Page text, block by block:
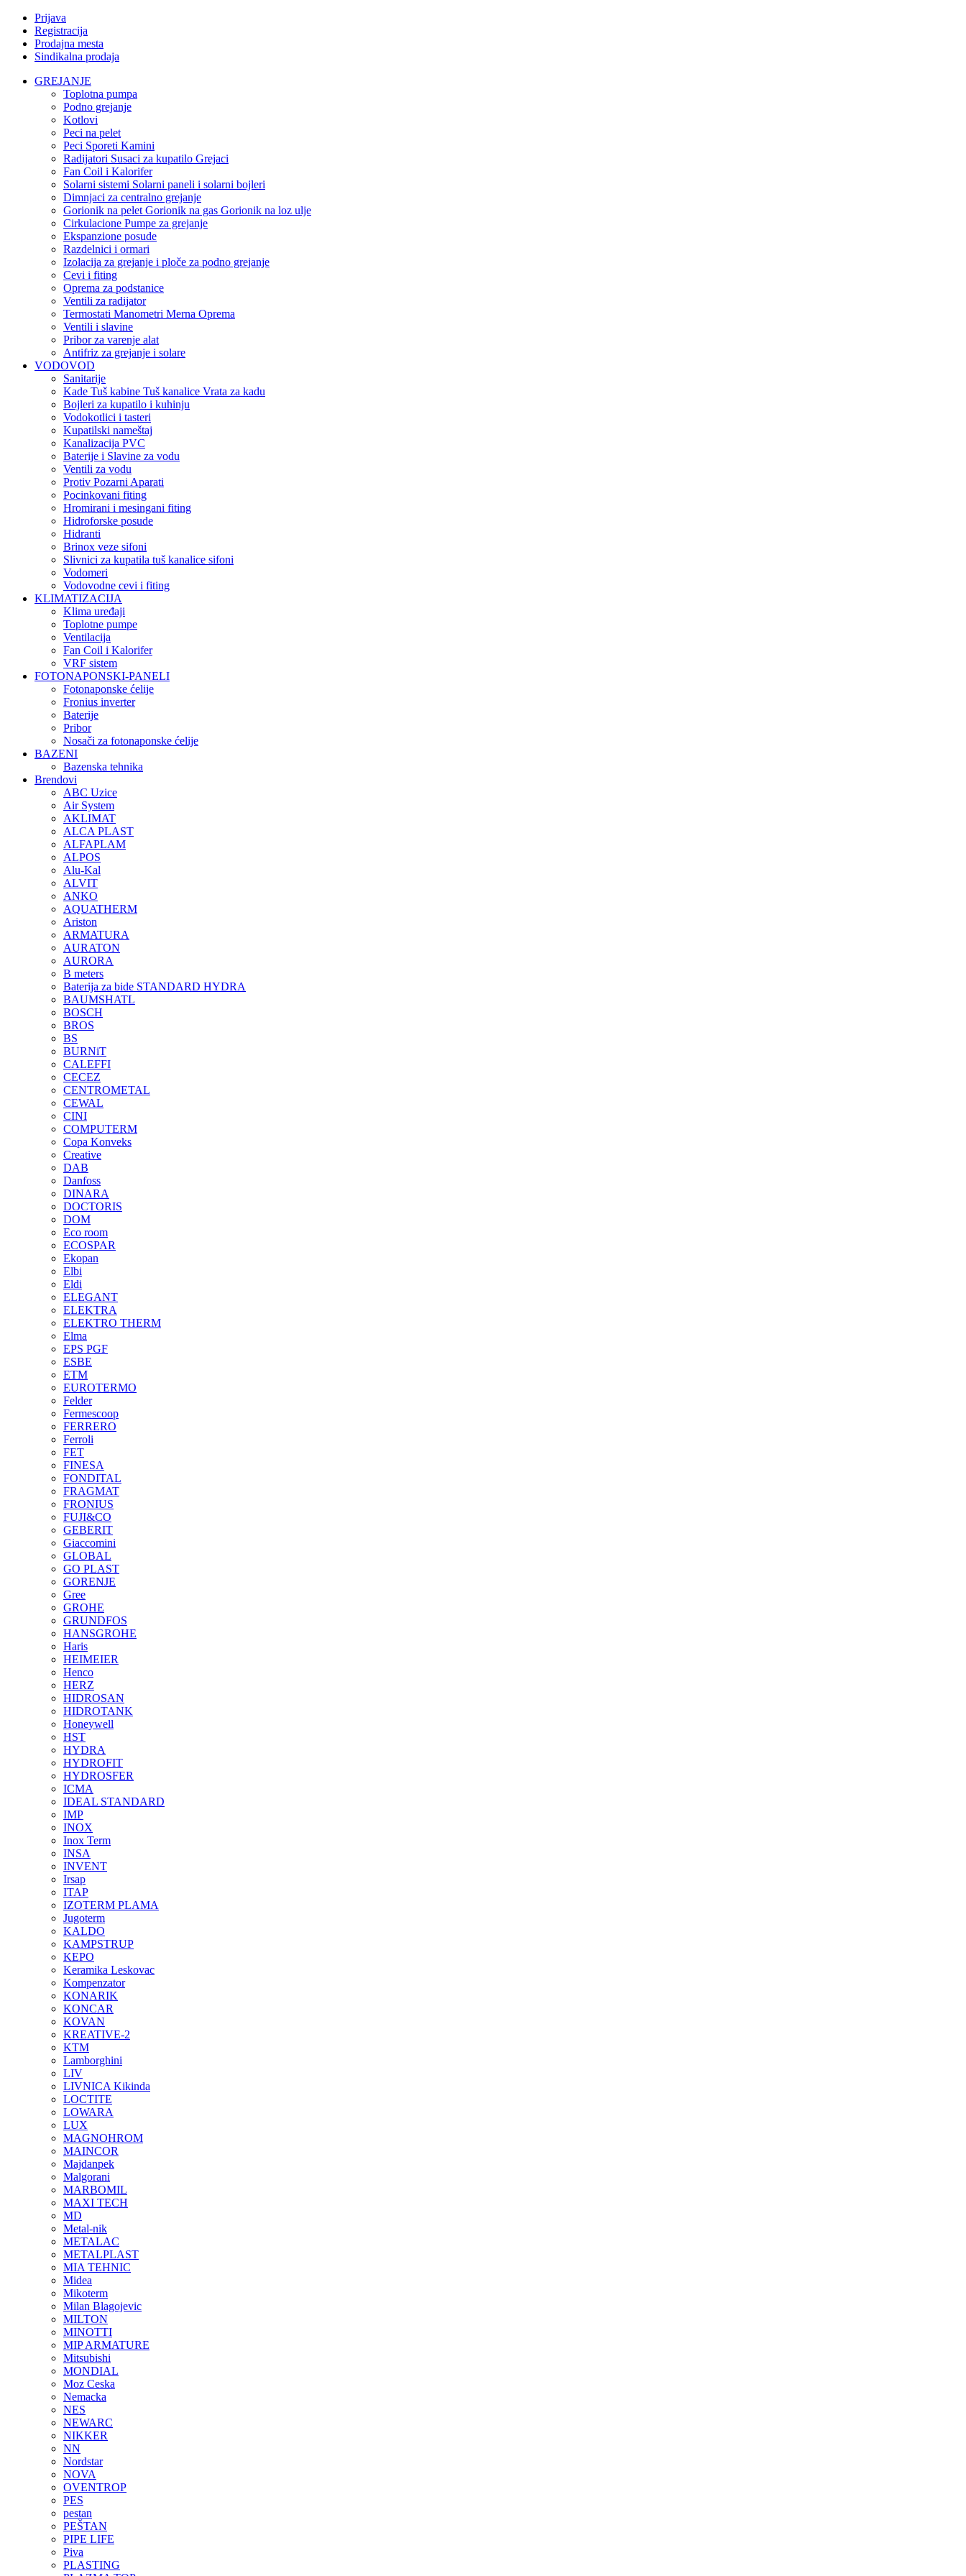
Prijava
Registracija
Prodajna mesta
Sindikalna prodaja
GREJANJE
Toplotna pumpa
Podno grejanje
Kotlovi
Peci na pelet
Peci Sporeti Kamini
Radijatori Susaci za kupatilo Grejaci
Fan Coil i Kalorifer
Solarni sistemi Solarni paneli i solarni bojleri
Dimnjaci za centralno grejanje
Gorionik na pelet Gorionik na gas Gorionik na loz ulje
Cirkulacione Pumpe za grejanje
Ekspanzione posude
Razdelnici i ormari
Izolacija za grejanje i ploče za podno grejanje
Cevi i fiting
Oprema za podstanice
Ventili za radijator
Termostati Manometri Merna Oprema
Ventili i slavine
Pribor za varenje alat
Antifriz za grejanje i solare
VODOVOD
Sanitarije
Kade Tuš kabine Tuš kanalice Vrata za kadu
Bojleri za kupatilo i kuhinju
Vodokotlici i tasteri
Kupatilski nameštaj
Kanalizacija PVC
Baterije i Slavine za vodu
Ventili za vodu
Protiv Pozarni Aparati
Pocinkovani fiting
Hromirani i mesingani fiting
Hidroforske posude
Hidranti
Brinox veze sifoni
Slivnici za kupatila tuš kanalice sifoni
Vodomeri
Vodovodne cevi i fiting
KLIMATIZACIJA
Klima uređaji
Toplotne pumpe
Ventilacija
Fan Coil i Kalorifer
VRF sistem
FOTONAPONSKI-PANELI
Fotonaponske ćelije
Fronius inverter
Baterije
Pribor
Nosači za fotonaponske ćelije
BAZENI
Bazenska tehnika
Brendovi
ABC Uzice
Air System
AKLIMAT
ALCA PLAST
ALFAPLAM
ALPOS
Alu-Kal
ALVIT
ANKO
AQUATHERM
Ariston
ARMATURA
AURATON
AURORA
B meters
Baterija za bide STANDARD HYDRA
BAUMSHATL
BOSCH
BROS
BS
BURNiT
CALEFFI
CECEZ
CENTROMETAL
CEWAL
CINI
COMPUTERM
Copa Konveks
Creative
DAB
Danfoss
DINARA
DOCTORIS
DOM
Eco room
ECOSPAR
Ekopan
Elbi
Eldi
ELEGANT
ELEKTRA
ELEKTRO THERM
Elma
EPS PGF
ESBE
ETM
EUROTERMO
Felder
Fermescoop
FERRERO
Ferroli
FET
FINESA
FONDITAL
FRAGMAT
FRONIUS
FUJI&CO
GEBERIT
Giaccomini
GLOBAL
GO PLAST
GORENJE
Gree
GROHE
GRUNDFOS
HANSGROHE
Haris
HEIMEIER
Henco
HERZ
HIDROSAN
HIDROTANK
Honeywell
HST
HYDRA
HYDROFIT
HYDROSFER
ICMA
IDEAL STANDARD
IMP
INOX
Inox Term
INSA
INVENT
Irsap
ITAP
IZOTERM PLAMA
Jugoterm
KALDO
KAMPSTRUP
KEPO
Keramika Leskovac
Kompenzator
KONARIK
KONCAR
KOVAN
KREATIVE-2
KTM
Lamborghini
LIV
LIVNICA Kikinda
LOCTITE
LOWARA
LUX
MAGNOHROM
MAINCOR
Majdanpek
Malgorani
MARBOMIL
MAXI TECH
MD
Metal-nik
METALAC
METALPLAST
MIA TEHNIC
Midea
Mikoterm
Milan Blagojevic
MILTON
MINOTTI
MIP ARMATURE
Mitsubishi
MONDIAL
Moz Ceska
Nemacka
NES
NEWARC
NIKKER
NN
Nordstar
NOVA
OVENTROP
PES
pestan
PEŠTAN
PIPE LIFE
Piva
PLASTING